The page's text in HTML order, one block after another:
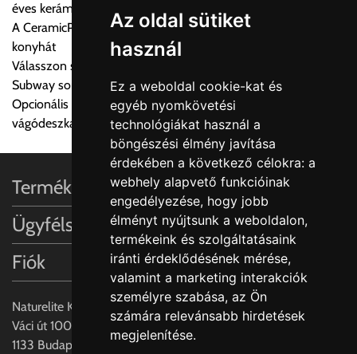
Az oldal sütiket
használ
Ez a weboldal cookie-kat és
egyéb nyomkövetési
technológiákat használ a
böngészési élmény javítása
érdekében a következő célokra: a
webhely alapvető funkcióinak
engedélyezése, hogy jobb
élményt nyújtsunk a weboldalon,
termékeink és szolgáltatásaink
iránti érdeklődésének mérése,
valamint a marketing interakciók
személyre szabása, az Ön
számára relevánsabb hirdetések
megjelenítése.
Ingyenes szállítási lehetőség nincs!
Egyes termékek súlyát a program nem ismeri, rendelés esetén
a központ igazolja vissza. Amennyiben a költséget az Ön által
gondoltnál magasabb értékben igazoljuk vissza, úgy a
visszaigazolástól számított 24 órán belül a terméket
lemondhatja, vagy kérheti a személyes átvételre való
módosítását.
KERÁMIA TERMÉKEK SZÁLLÍTATÁSA NEM, VAGY CSAK
A MEGRENDELŐ KIFEJEZETT KÉRÉSÉRE ÉS
FELELŐSSÉGÉRE LEHETSÉGES!!
Egyéb leírások:
Budapesti szállítások:
1, Budapestre kért szállítás esetén az általános szállítás
helyett időre történő extra szállítás kérése is lehetséges
éves kerámia tapasztalattal
A CeramicPlus könnyen gondozható, és tisztán tartja a
konyhát
Válasszon színes mosogatót konyhájába a Timeline vagy
Subway sorozatból
Opcionális iegészítők: Rozsdamentes acél akasztható tálca és
vágódeszka valódi fa furnérral
Naturelite Kft,
Váci út 100.,
1133 Budapest,
Termékinformációk
Ügyfélszolgálat
Fiók